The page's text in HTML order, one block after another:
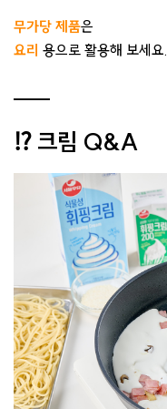
무가당 제품은
요리 용으로 활용해 보세요.
⁉️ 크림 Q&A